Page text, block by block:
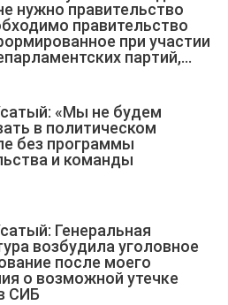
нужно правительство
правительство
при участии
партий,…
«Мы не будем
в политическом
без программы
и команды
Генеральная
возбудила уголовное
после моего
о возможной утечке
СИБ